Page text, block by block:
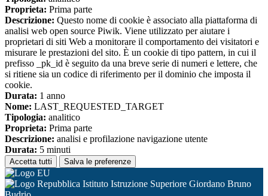
Proprieta: Prima parte
Descrizione: Questo nome di cookie è associato alla piattaforma di
analisi web open source Piwik. Viene utilizzato per aiutare i
proprietari di siti Web a monitorare il comportamento dei visitatori e
misurare le prestazioni del sito. È un cookie di tipo pattern, in cui il
prefisso _pk_id è seguito da una breve serie di numeri e lettere, che
si ritiene sia un codice di riferimento per il dominio che imposta il
cookie.
Durata: 1 anno
Nome: LAST_REQUESTED_TARGET
Tipologia: analitico
Proprieta: Prima parte
Descrizione: analisi e profilazione navigazione utente
Durata: 5 minuti
Accetta tutti Salva le preferenze
Istituto Istruzione Superiore Giordano Bruno